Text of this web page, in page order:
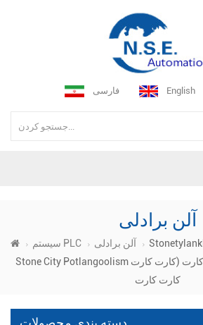
فارسی English
آلن برادلی
سیستم PLC آلن برادلی
Stonetylankl کارت ← Japonستان ←
Stone City Potlangoolism کارت کارت کارت کارت کارت (کارت کارت
کارت کارت